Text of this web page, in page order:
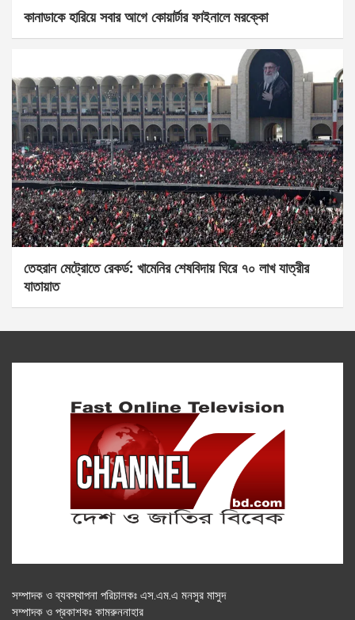
কানাডাকে হারিয়ে সবার আগে কোয়ার্টার ফাইনালে মরক্কো
তেহরান মেট্রোতে রেকর্ড: খামেনির শেষবিদায় ঘিরে ৭০ লাখ যাত্রীর
যাতায়াত
সম্পাদক ও ব্যবস্থাপনা পরিচালকঃ এস.এম.এ মনসুর মাসুদ
সম্পাদক ও প্রকাশকঃ কামরুননাহার